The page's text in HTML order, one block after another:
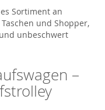
Sortiment an
und Shopper,
unbeschwert
–